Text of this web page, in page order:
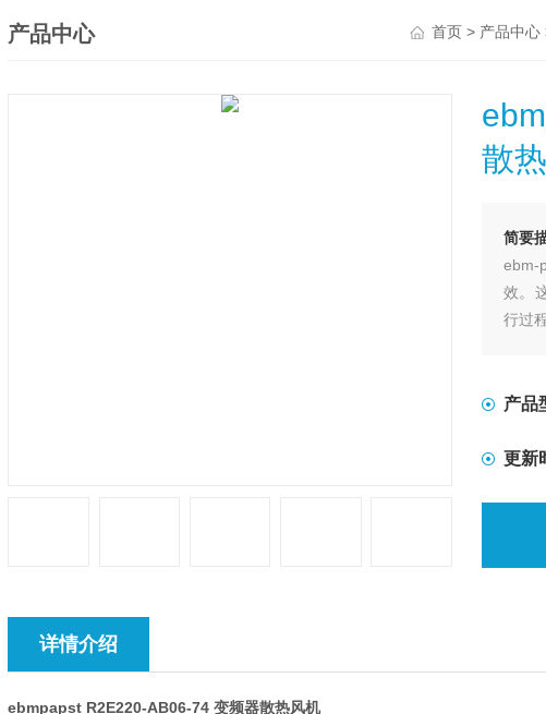
产品中心 首页> 产品中心
散
简要
ebm-
效。
行过
产品
更新
详情介绍
ebmpapst R2E220-AB06-74 变频器散热风机